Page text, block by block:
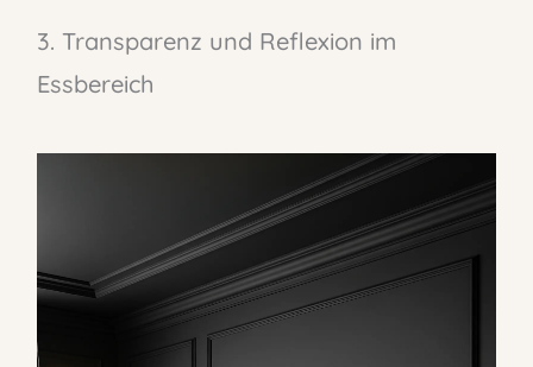
3. Transparenz und Reflexion im
Essbereich